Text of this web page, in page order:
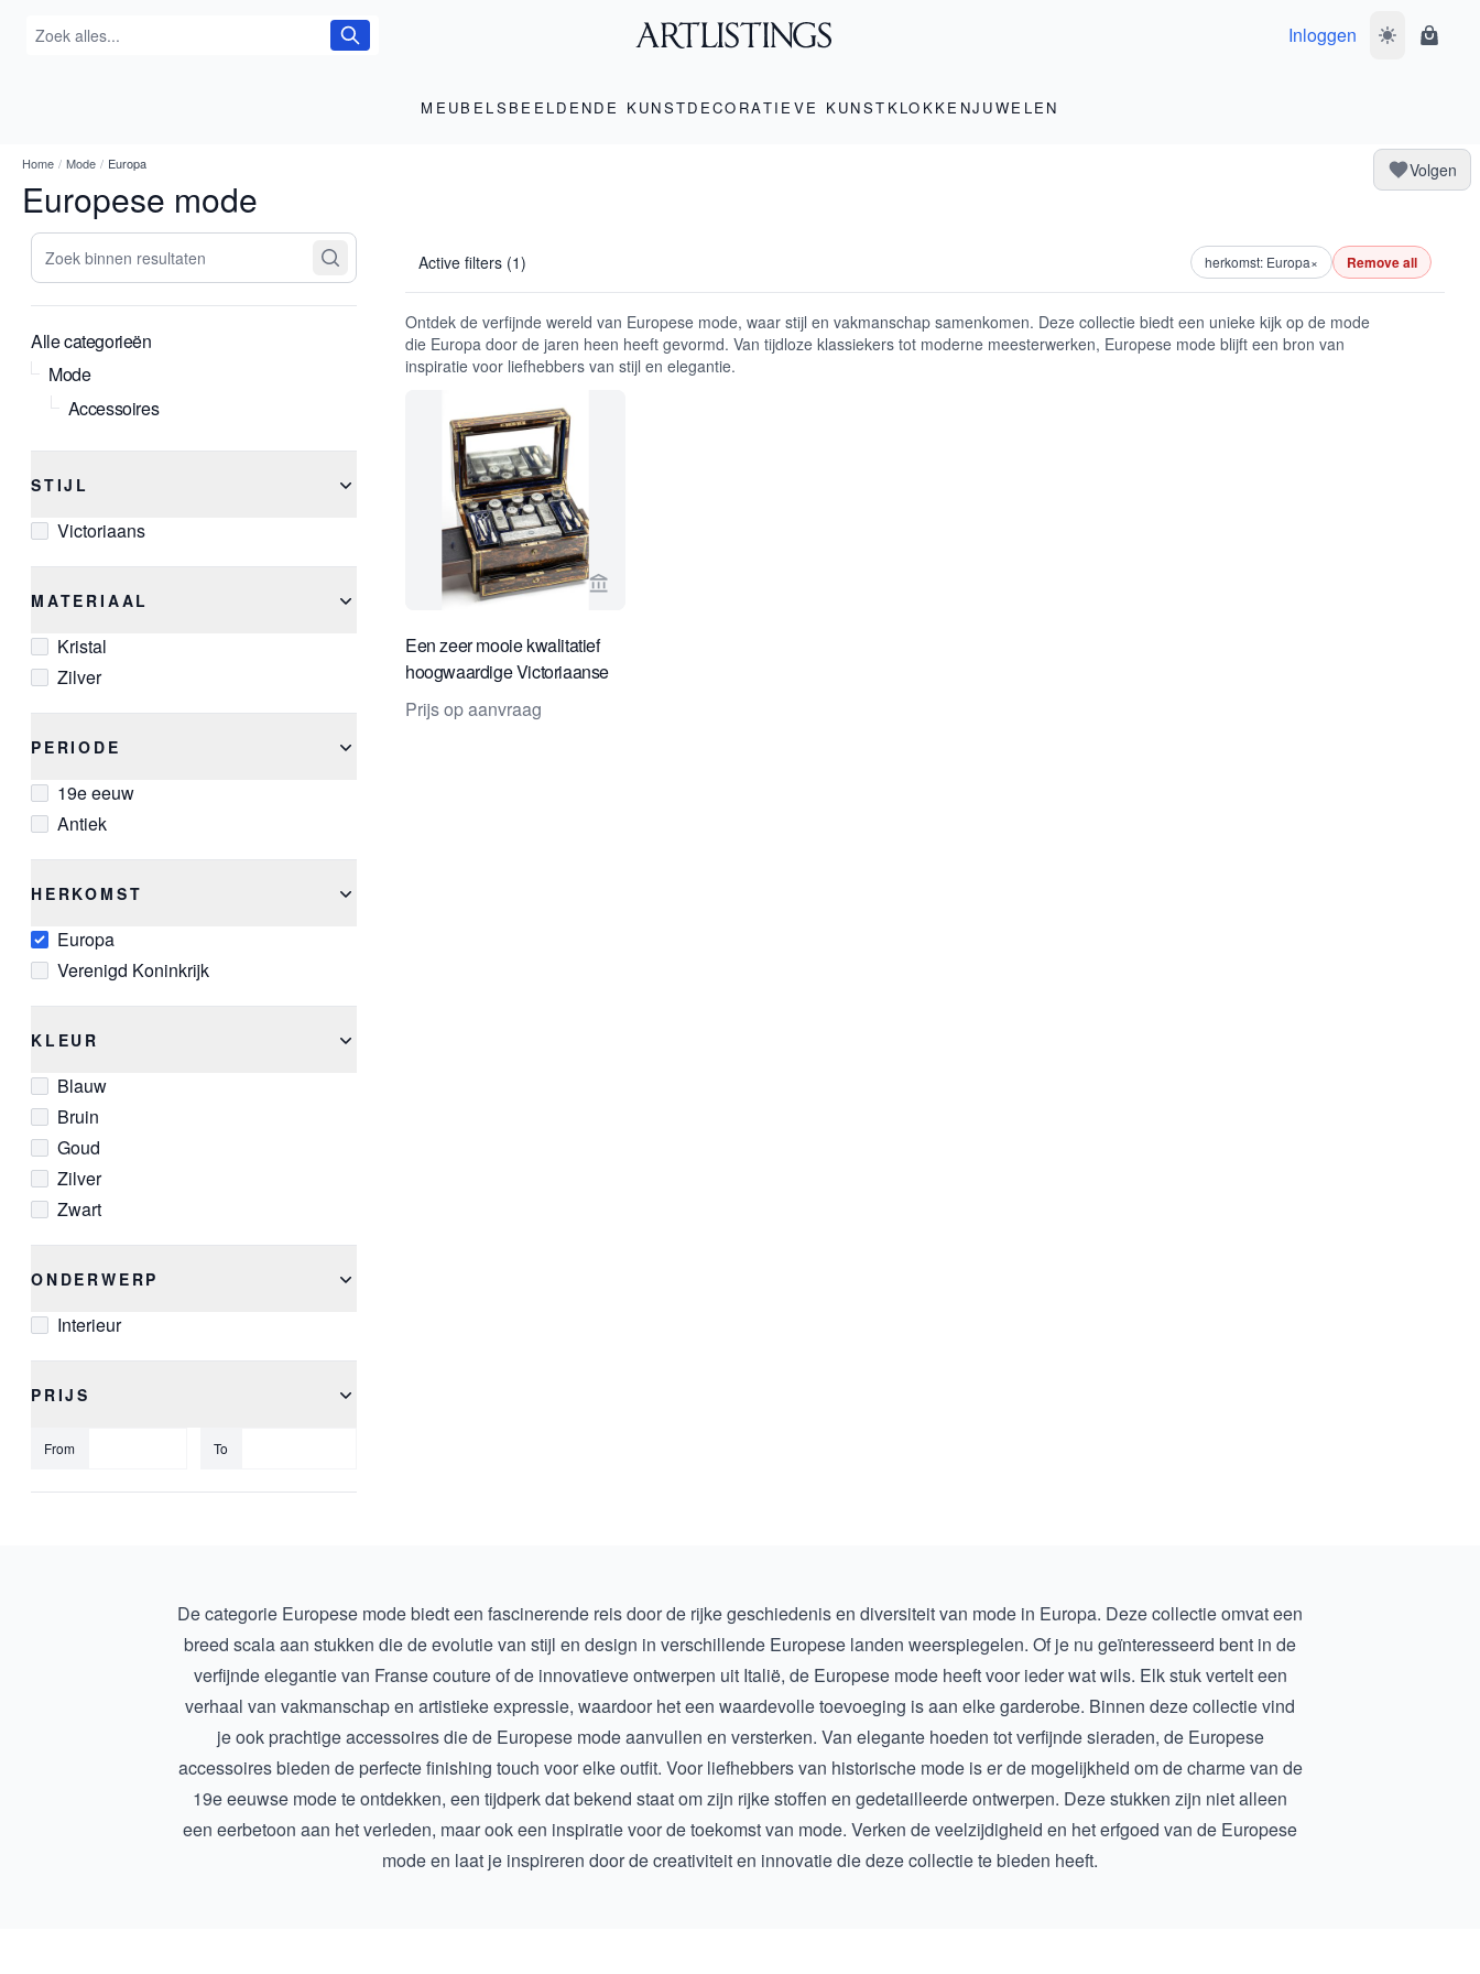
Inloggen Wissel
MEUBELS BEELDENDE KUNSTDECORATIEVE KUNST KLOKKENJUWELEN
Home / Mode / Europa
Europese mode
Volgen
Zoek binnen resultaten
Alle categorieën
Mode
Accessoires
STIJL
Victoriaans
MATERIAAL
Kristal
Zilver
PERIODE
19e eeuw
Antiek
HERKOMST
Europa
Verenigd Koninkrijk
KLEUR
Blauw
Bruin
Goud
Zilver
Zwart
ONDERWERP
Interieur
PRIJS
From To
Active filters (1) herkomst: Europa× Remove all
Ontdek de verfijnde wereld van Europese mode, waar stijl en vakmanschap samenkomen. Deze collectie biedt een unieke kijk op de mode
die Europa door de jaren heen heeft gevormd. Van tijdloze klassiekers tot moderne meesterwerken, Europese mode blijft een bron van
inspiratie voor liefhebbers van stijl en elegantie.
Bekijk verkoperspagina van Toebosch Antiques
Een zeer mooie kwalitatief
hoogwaardige Victoriaanse
reis beautycase
Prijs op aanvraag
De categorie Europese mode biedt een fascinerende reis door de rijke geschiedenis en diversiteit van mode in Europa. Deze collectie omvat een
breed scala aan stukken die de evolutie van stijl en design in verschillende Europese landen weerspiegelen. Of je nu geïnteresseerd bent in de
verfijnde elegantie van Franse couture of de innovatieve ontwerpen uit Italië, de Europese mode heeft voor ieder wat wils. Elk stuk vertelt een
verhaal van vakmanschap en artistieke expressie, waardoor het een waardevolle toevoeging is aan elke garderobe. Binnen deze collectie vind
je ook prachtige accessoires die de Europese mode aanvullen en versterken. Van elegante hoeden tot verfijnde sieraden, de Europese
accessoiresbieden de perfecte finishing touch voor elke outfit. Voor liefhebbers van historische mode is er de mogelijkheid om de charme van de
19e eeuwse modete ontdekken, een tijdperk dat bekend staat om zijn rijke stoffen en gedetailleerde ontwerpen. Deze stukken zijn niet alleen
een eerbetoon aan het verleden, maar ook een inspiratie voor de toekomst van mode. Verken de veelzijdigheid en het erfgoed van de Europese
mode en laat je inspireren door de creativiteit en innovatie die deze collectie te bieden heeft.